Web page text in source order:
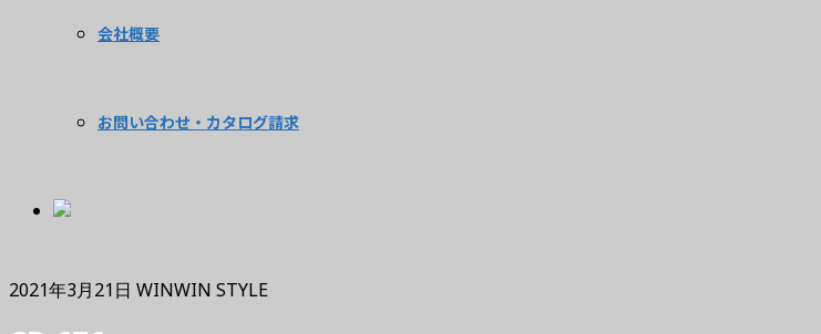
会社概要
お問い合わせ・カタログ請求
2021年3月21日 WINWIN STYLE